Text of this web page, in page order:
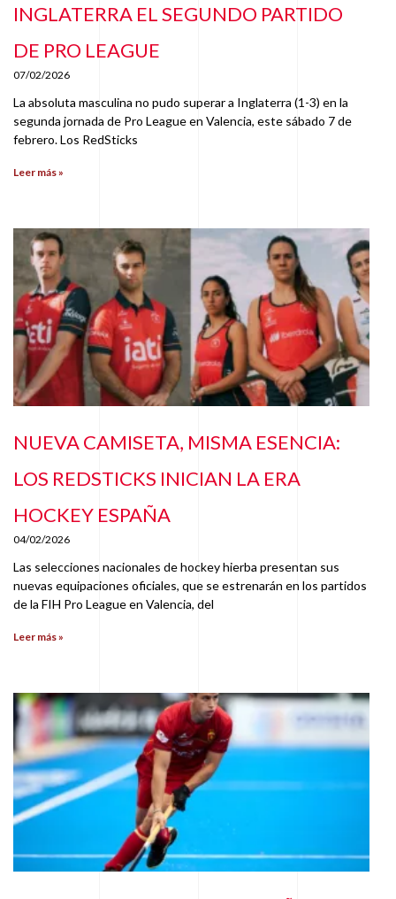
INGLATERRA EL SEGUNDO PARTIDO
DE PRO LEAGUE
07/02/2026
La absoluta masculina no pudo superar a Inglaterra (1-3) en la
segunda jornada de Pro League en Valencia, este sábado 7 de
febrero. Los RedSticks
Leer más »
NUEVA CAMISETA, MISMA ESENCIA:
LOS REDSTICKS INICIAN LA ERA
HOCKEY ESPAÑA
04/02/2026
Las selecciones nacionales de hockey hierba presentan sus
nuevas equipaciones oficiales, que se estrenarán en los partidos
de la FIH Pro League en Valencia, del
Leer más »